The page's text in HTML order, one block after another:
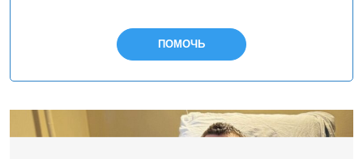
ПОМОЧЬ